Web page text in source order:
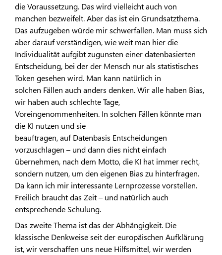
die Voraussetzung. Das wird vielleicht auch von
manchen bezweifelt. Aber das ist ein Grundsatzthema.
Das aufzugeben würde mir schwerfallen. Man muss sich
aber darauf verständigen, wie weit man hier die
Individualität aufgibt zugunsten einer datenbasierten
Entscheidung, bei der der Mensch nur als statistisches
Token gesehen wird. Man kann natürlich in
solchen Fällen auch anders denken. Wir alle haben Bias,
wir haben auch schlechte Tage,
Voreingenommenheiten. In solchen Fällen könnte man
die KI nutzen und sie
beauftragen, auf Datenbasis Entscheidungen
vorzuschlagen – und dann dies nicht einfach
übernehmen, nach dem Motto, die KI hat immer recht,
sondern nutzen, um den eigenen Bias zu hinterfragen.
Da kann ich mir interessante Lernprozesse vorstellen.
Freilich braucht das Zeit – und natürlich auch
entsprechende Schulung.
Das zweite Thema ist das der Abhängigkeit. Die
klassische Denkweise seit der europäischen Aufklärung
ist, wir verschaffen uns neue Hilfsmittel, wir werden